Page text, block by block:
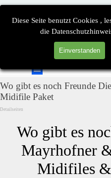
Diese Seite benutzt Cookies ,
die
Einverstanden
Direkt zum Seiteninhalt
Wo gibt es noch Freunde
Midifile Paket
Detailseiten
Wo gibt es
Mayrhofner
Midifiles